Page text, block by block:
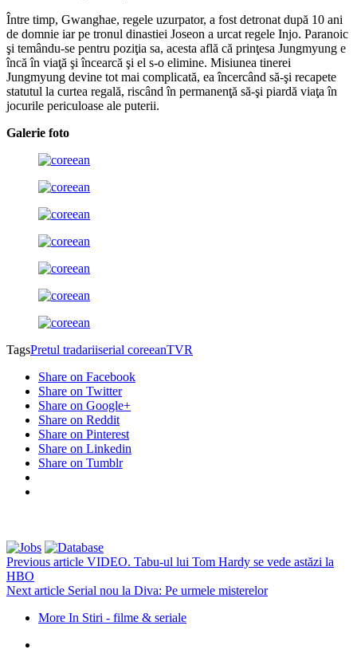
Între timp, Gwanghae, regele uzurpator, a fost detronat după 10 ani
de domnie iar pe tronul dinastiei Joseon a urcat regele Injo. Paranoic
şi temându-se pentru poziţia sa, acesta află că prinţesa Jungmyung e
încă în viaţă şi încearcă şi el s-o elimine. Misiunea tinerei
Jungmyung devine tot mai complicată, ea încercând să-şi recapete
statutul la curtea regală, riscând în permanenţă să-şi piardă viaţa în
jocurile periculoase ale puterii.
Galerie foto
TagsPretul tradariiserial coreeanTVR
Share on Facebook
Share on Twitter
Share on Google+
Share on Reddit
Share on Pinterest
Share on Linkedin
Share on Tumblr
Previous article VIDEO. Tabu-ul lui Tom Hardy se vede astăzi la
HBO
Next article Serial nou la Diva: Pe urmele misterelor
More In Stiri - filme & seriale